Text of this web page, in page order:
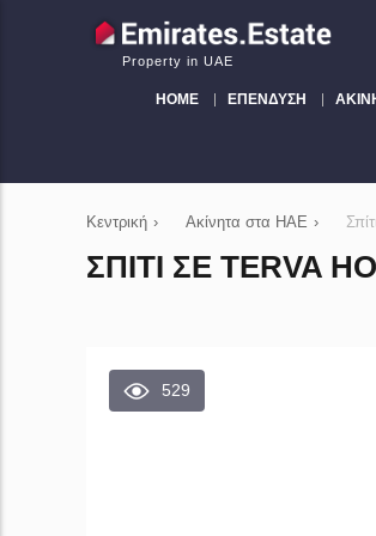
Property in UAE
HOME ΕΠΈΝΔΥΣΗ
Κεντρική › Ακίνητα στα ΗΑΕ ›
ΣΠΊΤΙ ΣΕ TERVA
529